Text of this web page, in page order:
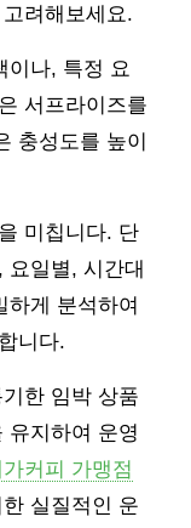
려해보세요.
이나, 특정 요
서프라이즈를
충성도를 높이
미칩니다. 단
요일별, 시간대
하게 분석하여
니다.
한 임박 상품
유지하여 운영
가커피 가맹점
실질적인 운